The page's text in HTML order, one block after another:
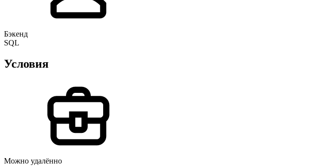
Бэкенд
SQL
Условия
Можно удалённо